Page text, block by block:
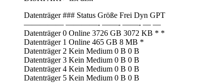
Datenträger ### Status Größe Frei Dyn GPT
————— ————- ——- ——- — —
Datenträger 0 Online 3726 GB 3072 KB * *
Datenträger 1 Online 465 GB 8 MB *
Datenträger 2 Kein Medium 0 B 0 B
Datenträger 3 Kein Medium 0 B 0 B
Datenträger 4 Kein Medium 0 B 0 B
Datenträger 5 Kein Medium 0 B 0 B